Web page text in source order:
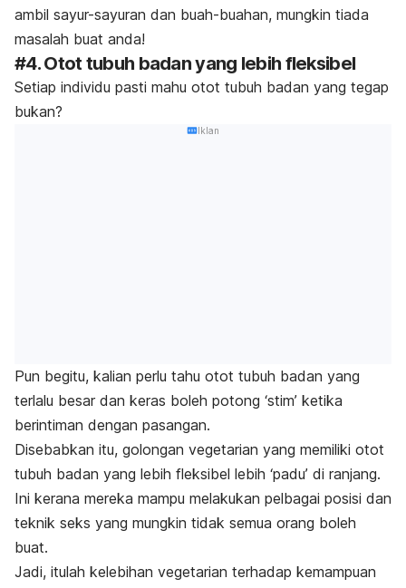
ambil sayur-sayuran dan buah-buahan, mungkin tiada
masalah buat anda!
#4. Otot tubuh badan yang lebih fleksibel
Setiap individu pasti mahu otot tubuh badan yang tegap
bukan?
Iklan
Pun begitu, kalian perlu tahu otot tubuh badan yang
terlalu besar dan keras boleh potong ‘stim’ ketika
berintiman dengan pasangan.
Disebabkan itu, golongan vegetarian yang memiliki otot
tubuh badan yang lebih fleksibel lebih ‘padu’ di ranjang.
Ini kerana mereka mampu melakukan pelbagai posisi dan
teknik seks yang mungkin tidak semua orang boleh
buat.
Jadi, itulah kelebihan vegetarian terhadap kemampuan